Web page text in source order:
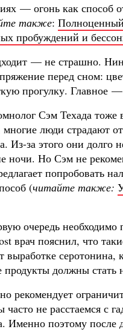
— огонь как способ
также: Полноценный
пробуждений и
— не страшно.
перед сном:
прогулку. Главное
Сэм Техада тоже
люди страдают от
Из-за этого они долго
ночи. Но Сэм не
попробовать
(читайте также:
очередь необходимо
врач пояснил, что
выработке
должны
рекомендует
не расстаемся с
Именно поэтому после